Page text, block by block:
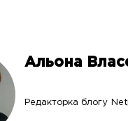
Альона
Редакторка блогу